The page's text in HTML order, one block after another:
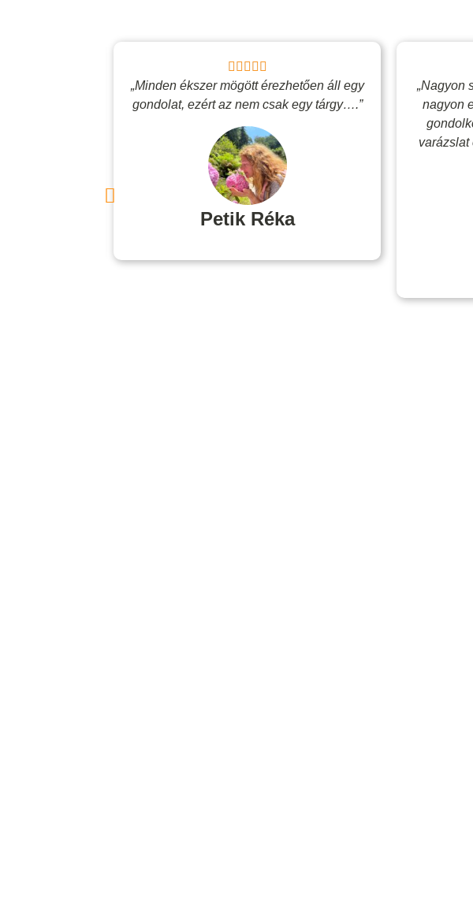
„Minden ékszer mögött érezhetően áll egy
gondolat, ezért az nem csak egy tárgy….”
Petik Réka
„Nagyon
nagyon
varázslat